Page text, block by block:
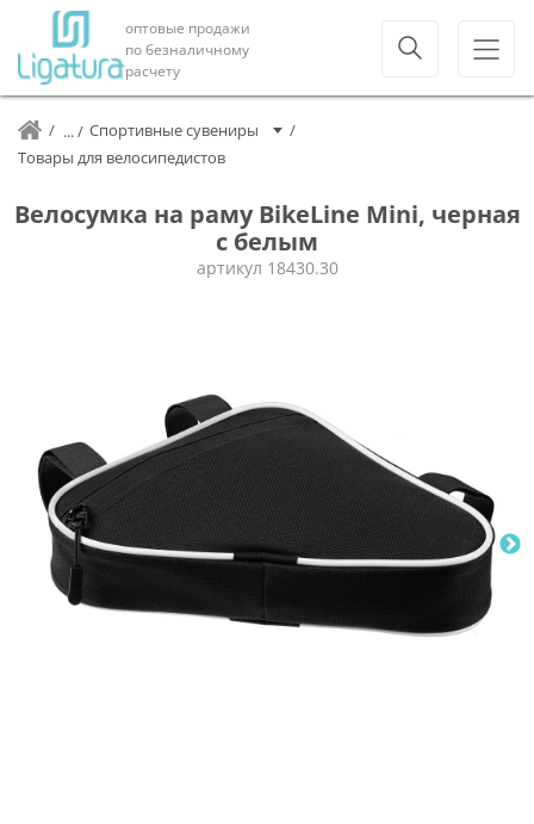
оптовые продажи
по безналичному
расчету
Спортивные сувениры
Товары для велосипедистов
Велосумка на раму BikeLine Mini, черная
с белым
артикул 18430.30